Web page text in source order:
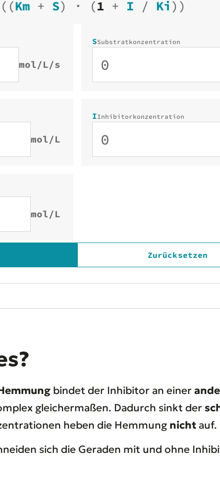
((Km + S) · (1 + I / Ki))
mol/L/s
SSubstratkonzentration
mol/L
IInhibitorkonzentration
mol/L
Zurücksetzen
bindet der Inhibitor an einer
gleichermaßen. Dadurch sinkt der
heben die Hemmung nicht auf.
sich die Geraden mit und ohne